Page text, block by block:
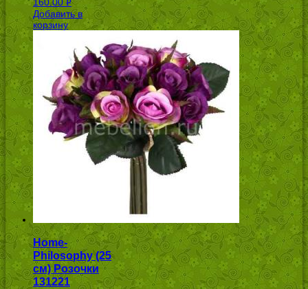
Р
УБ.
Добавить в
корзину
Home-
Philosophy (25
см) Розочки
131221